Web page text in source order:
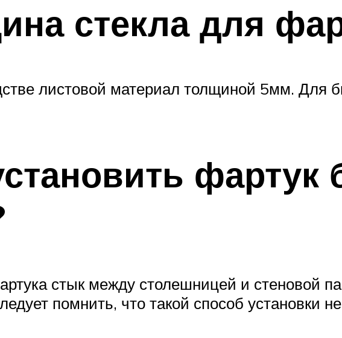
стекла для
листовой материал толщиной 5мм. Для
фартук
стык между столешницей и стеновой
помнить, что такой способ установки